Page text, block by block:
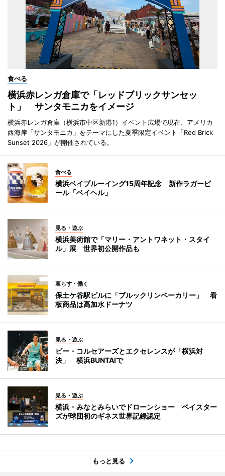
食べる
横浜赤レンガ倉庫で「レッドブリックサンセッ
ト」 サンタモニカをイメージ
横浜赤レンガ倉庫（横浜市中区新港1）イベント広場で現在、アメリカ
西海岸「サンタモニカ」をテーマにした夏季限定イベント「Red Brick
Sunset 2026」が開催されている。
食べる
横浜ベイブルーイング15周年記念 新作ラガービ
ール「ベイヘル」
見る・遊ぶ
横浜美術館で「マリー・アントワネット・スタイ
ル」展 世界初公開作品も
暮らす・働く
保土ケ谷駅ビルに「ブルックリンベーカリー」 看
板商品は高加水ドーナツ
見る・遊ぶ
ビー・コルセアーズとエクセレンスが「横浜対
決」 横浜BUNTAIで
見る・遊ぶ
横浜・みなとみらいでドローンショー ベイスター
ズが球団初のギネス世界記録認定
もっと見る